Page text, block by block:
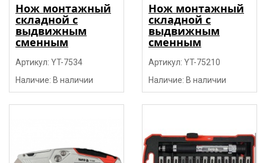
Нож монтажный
складной с
выдвижным
сменным
лезвием SK5 150
мм, Al, 5 лезвий
"Yato"
Артикул: YT-7534
Наличие: В наличии
Нож монтажный
складной с
выдвижным
сменным
лезвием SK5, Al,
TPR, 3 лез, 2 биты
"Yato"
Артикул: YT-75210
Наличие: В наличии